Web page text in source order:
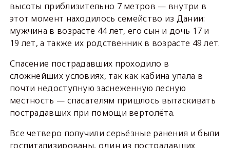
высоты приблизительно 7 метров — внутри в
этот момент находилось семейство из Дании:
мужчина в возрасте 44 лет, его сын и дочь 17 и
19 лет, а также их родственник в возрасте 49 лет.
Спасение пострадавших проходило в
сложнейших условиях, так как кабина упала в
почти недоступную заснеженную лесную
местность — спасателям пришлось вытаскивать
пострадавших при помощи вертолёта.
Все четверо получили серьёзные ранения и были
госпитализированы, один из пострадавших